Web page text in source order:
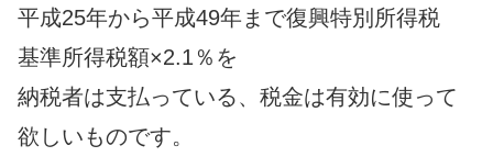
平成25年から平成49年まで復興特別所得税
基準所得税額×2.1％を
納税者は支払っている、税金は有効に使って
欲しいものです。